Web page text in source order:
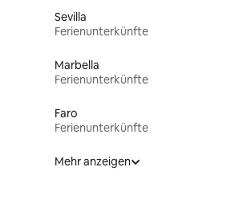
Sevilla
Ferienunterkünfte
Marbella
Ferienunterkünfte
Faro
Ferienunterkünfte
Mehr anzeigen